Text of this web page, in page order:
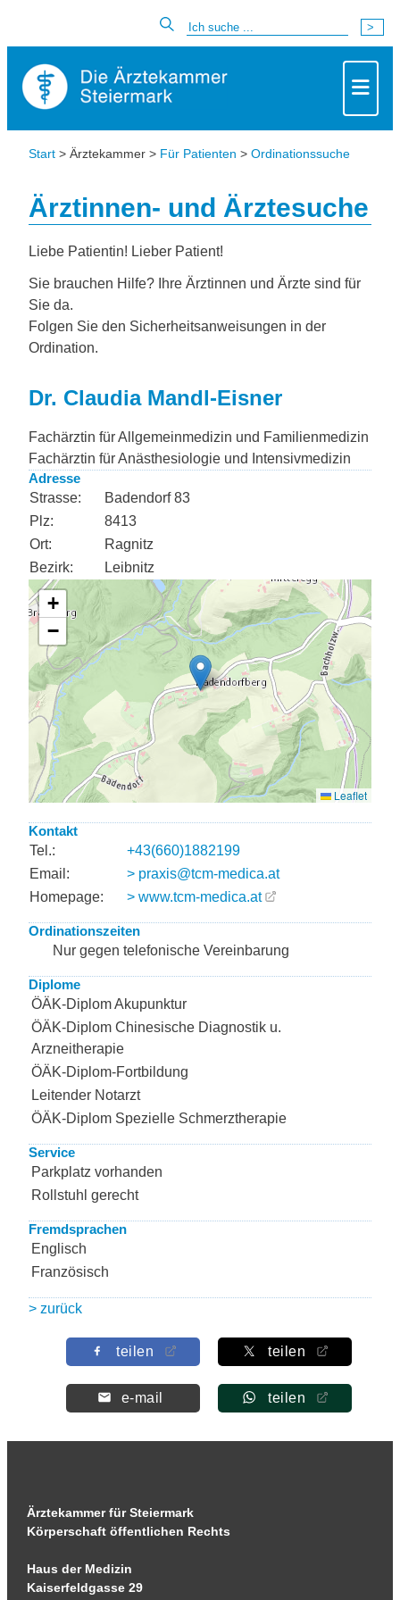
Start > Ärztekammer > Für Patienten > Ordinationssuche
Ärztinnen- und Ärztesuche
Liebe Patientin! Lieber Patient!
Sie brauchen Hilfe? Ihre Ärztinnen und Ärzte sind für
Sie da.
Folgen Sie den Sicherheitsanweisungen in der
Ordination.
Dr. Claudia Mandl-Eisner
Fachärztin für Allgemeinmedizin und Familienmedizin
Fachärztin für Anästhesiologie und Intensivmedizin
Adresse
Strasse:
Badendorf 83
Plz:
8413
Ort:
Ragnitz
Bezirk:
Leibnitz
Kontakt
Tel.:
+43(660)1882199
Email:
> praxis@tcm-medica.at
Homepage:
> www.tcm-medica.at
Ordinationszeiten
Nur gegen telefonische Vereinbarung
Diplome
ÖÄK-Diplom Akupunktur
ÖÄK-Diplom Chinesische Diagnostik u.
Arzneitherapie
ÖÄK-Diplom-Fortbildung
Leitender Notarzt
ÖÄK-Diplom Spezielle Schmerztherapie
Service
Parkplatz vorhanden
Rollstuhl gerecht
Fremdsprachen
Englisch
Französisch
> zurück
teilen teilen
e-mail teilen
Ärztekammer für Steiermark
Körperschaft öffentlichen Rechts
Haus der Medizin
Kaiserfeldgasse 29